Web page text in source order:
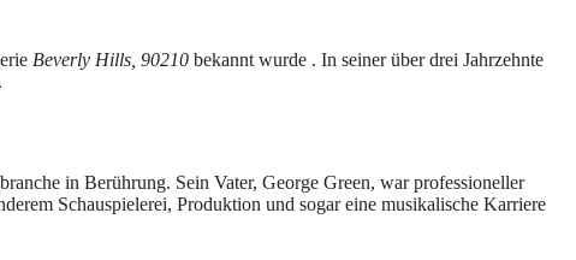
Beverly Hills, 90210 bekannt wurde . In seiner über drei Jahrzehnte
in Berührung. Sein Vater, George Green, war professioneller
Schauspielerei, Produktion und sogar eine musikalische Karriere